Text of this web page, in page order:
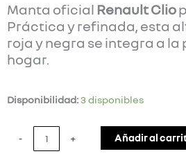
Manta oficial Renault Clio
Práctica y refinada, esta
roja y negra se integra a
hogar.
Disponibilidad:3 disponibles
-
Manta
Renault
+ Añadir al